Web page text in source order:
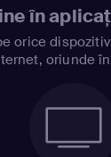
în
orice
oriunde